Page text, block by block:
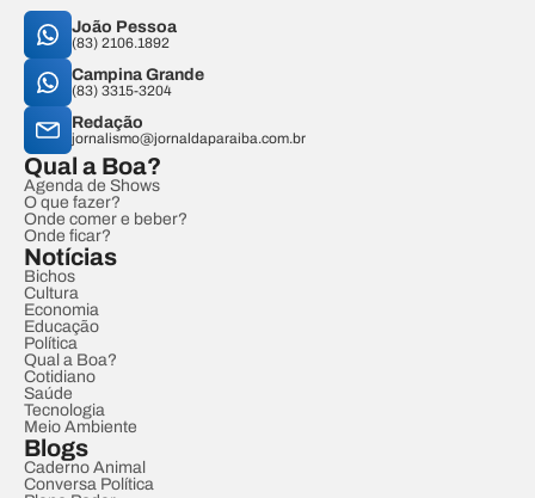
João Pessoa
(83) 2106.1892
Campina Grande
(83) 3315-3204
Redação
jornalismo@jornaldaparaiba.com.br
Qual a Boa?
Agenda de Shows
O que fazer?
Onde comer e beber?
Onde ficar?
Notícias
Bichos
Cultura
Economia
Educação
Política
Qual a Boa?
Cotidiano
Saúde
Tecnologia
Meio Ambiente
Blogs
Caderno Animal
Conversa Política